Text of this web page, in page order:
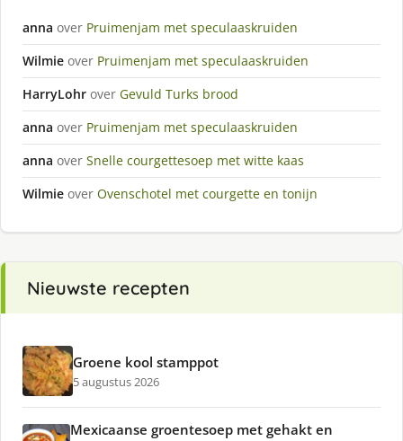
anna over Pruimenjam met speculaaskruiden
Wilmie over Pruimenjam met speculaaskruiden
HarryLohr over Gevuld Turks brood
anna over Pruimenjam met speculaaskruiden
anna over Snelle courgettesoep met witte kaas
Wilmie over Ovenschotel met courgette en tonijn
Nieuwste recepten
Groene kool stamppot
5 augustus 2026
Mexicaanse groentesoep met gehakt en